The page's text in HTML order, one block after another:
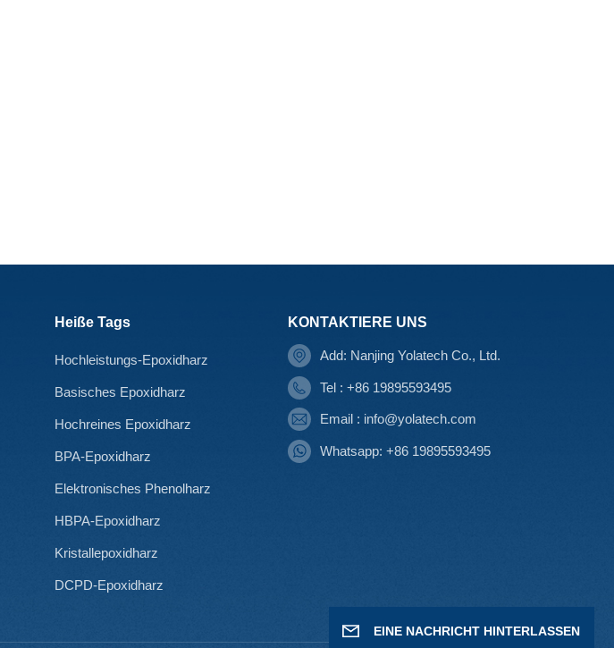
Heiße Tags
Hochleistungs-Epoxidharz
Basisches Epoxidharz
Hochreines Epoxidharz
BPA-Epoxidharz
Elektronisches Phenolharz
HBPA-Epoxidharz
Kristallepoxidharz
DCPD-Epoxidharz
KONTAKTIERE UNS
Add: Nanjing Yolatech Co., Ltd.
Tel : +86 19895593495
Email : info@yolatech.com
Whatsapp: +86 19895593495
EINE NACHRICHT HINTERLASSEN